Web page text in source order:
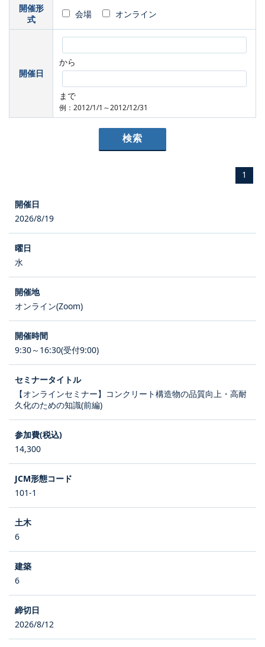
開催形
式
会場 オンライン
開催日
から
まで
例：2012/1/1～2012/12/31
1
2026/8/19
水
オンライン(Zoom)
9:30～16:30(受付9:00)
【オンラインセミナー】コンクリート構造物の品質向上・高耐
久化のための知識(前編)
14,300
101-1
6
6
2026/8/12